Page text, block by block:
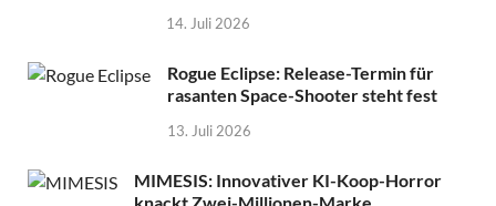
14. Juli 2026
Rogue Eclipse: Release-Termin für
rasanten Space-Shooter steht fest
13. Juli 2026
MIMESIS: Innovativer KI-Koop-Horror